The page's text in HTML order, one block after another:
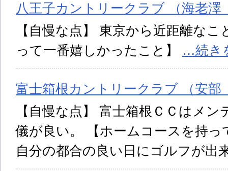
八王子カントリークラブ （海老
【自慢な点】 東京から近距離な
って一番嬉しかったこと】 …続き
富士箱根カントリークラブ （安
【自慢な点】 富士箱根ＣＣはメ
儀が良い。 【ホームコースを持
自分の都合の良い日にゴルフが出